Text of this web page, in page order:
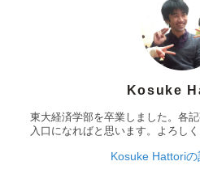
Kosuke
東大経済学部を卒業しました。各
入口になればと思います。よろし
Kosuke Hattori